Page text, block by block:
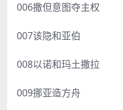
006撒但意图夺主权
007该隐和亚伯
008以诺和玛土撒拉
009挪亚造方舟